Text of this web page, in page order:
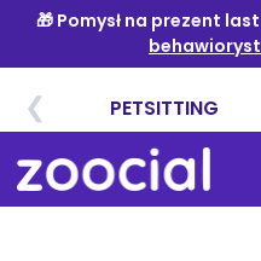
do
treści